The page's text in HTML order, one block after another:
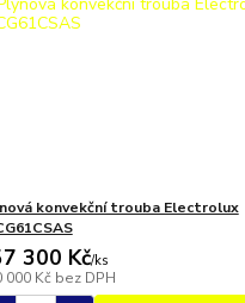
konvekční trouba Electrolux
300 Kč/ks
000 Kč bez DPH